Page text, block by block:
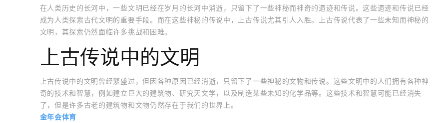
在人类历史的长河中，一些文明已经在岁月的长河中消逝，只留下了一些神秘而神奇的遗迹和传说。这些遗迹和传说已经
成为人类探索古代文明的重要手段。而在这些神秘的传说中，上古传说尤其引人入胜。上古传说代表了一些未知而神秘的
文明，其探索仍然面临许多挑战和困难。
上古传说中的文明
上古传说中的文明曾经繁盛过，但因各种原因已经消逝，只留下了一些神秘的文物和传说。这些文明中的人们拥有各种神
奇的技术和智慧，例如建立巨大的建筑物、研究天文学，以及制造某些未知的化学品等。这些技术和智慧可能已经消失
了，但是许多古老的建筑物和文物仍然存在于我们的世界上。
金年会体育